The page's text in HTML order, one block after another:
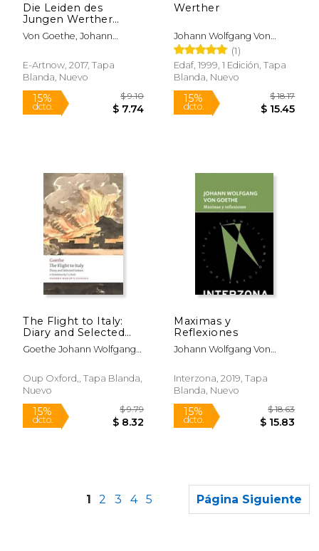
dcto. $ 10.59 dcto.
Die Leiden des
Jungen Werther
(Klassiker der
Weltliteratur): Die
Verzweifelten Liebe
(en Alemán)
Von Goethe, Johann
E-Artnow, 2017, Tapa
Blanda, Nuevo
Werther
Johann Wolfgang Von
Goethe
(1)
Edaf, 1999, 1 Edición, Tapa
Blanda, Nuevo
The Flight to Italy:
Diary and Selected
Letters (Oxford
World's Classics) (en
Goethe Johann Wolfgang
Oup Oxford,, Tapa Blanda,
Nuevo
Maximas y
Reflexiones
Johann Wolfgang Von
Interzona, 2019, Tapa
Blanda, Nuevo
1 2 3 4 5 Página Siguiente